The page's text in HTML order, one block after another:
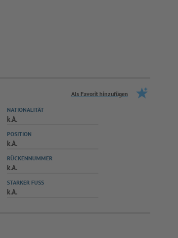
Als Favorit hinzufügen
NATIONALITÄT
k.A.
POSITION
k.A.
RÜCKENNUMMER
k.A.
STARKER FUSS
k.A.